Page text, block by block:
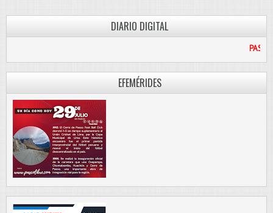
DIARIO DIGITAL
PASCO LIBRE
EFEMÉRIDES